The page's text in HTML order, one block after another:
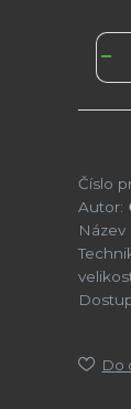
Číslo
Autor:
Název
Do